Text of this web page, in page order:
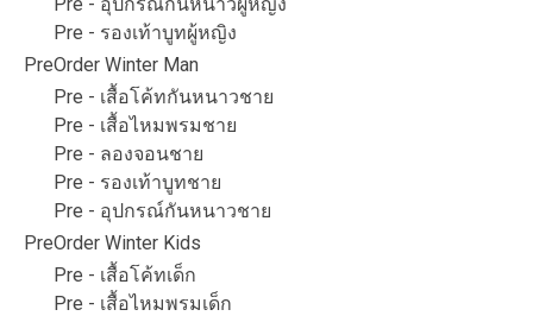
Pre - รองเท้าบูทผู้หญิง
PreOrder Winter Man
Pre - เสื้อโค้ทกันหนาวชาย
Pre - เสื้อไหมพรมชาย
Pre - ลองจอนชาย
Pre - รองเท้าบูทชาย
Pre - อุปกรณ์กันหนาวชาย
PreOrder Winter Kids
Pre - เสื้อโค้ทเด็ก
Pre - เสื้อไหมพรมเด็ก